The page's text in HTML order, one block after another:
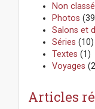
Non classé
Photos
Salons et
Séries (10)
Textes (1)
Voyages
Articles